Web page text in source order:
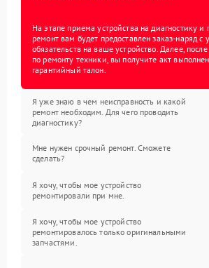
На этапе приема устройства на диагностику
ремонт вам будет предоставлен заказ-наряд с
обязательств на ваше устройство. Далее,
по ремонту техники, вы получите акт
гарантийный талон.
Я уже знаю в чем неисправность и какой
ремонт необходим. Для чего проводить
диагностику?
Мне нужен срочный ремонт. Сможете
сделать?
Я хочу, чтобы мое устройство
ремонтировали при мне.
Я хочу, чтобы мое устройство
ремонтировалось только оригинальными
запчастями.